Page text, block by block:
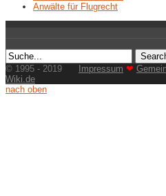
Anwälte für Flugrecht
© 1995 - 2019 Impressum ❤
Wiki.de
nach oben